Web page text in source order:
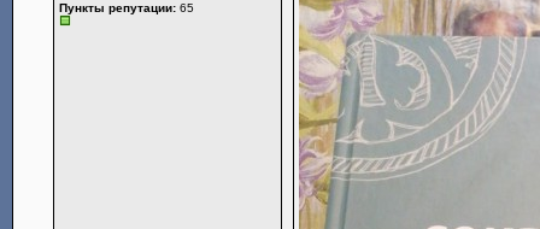
Пункты репутации: 65